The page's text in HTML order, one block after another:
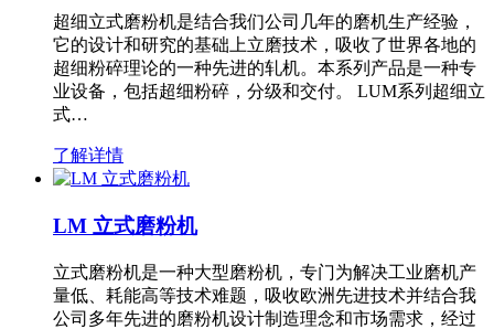
超细立式磨粉机是结合我们公司几年的磨机生产经验，
它的设计和研究的基础上立磨技术，吸收了世界各地的
超细粉碎理论的一种先进的轧机。本系列产品是一种专
业设备，包括超细粉碎，分级和交付。 LUM系列超细立
式…
了解详情
LM 立式磨粉机
立式磨粉机是一种大型磨粉机，专门为解决工业磨机产
量低、耗能高等技术难题，吸收欧洲先进技术并结合我
公司多年先进的磨粉机设计制造理念和市场需求，经过